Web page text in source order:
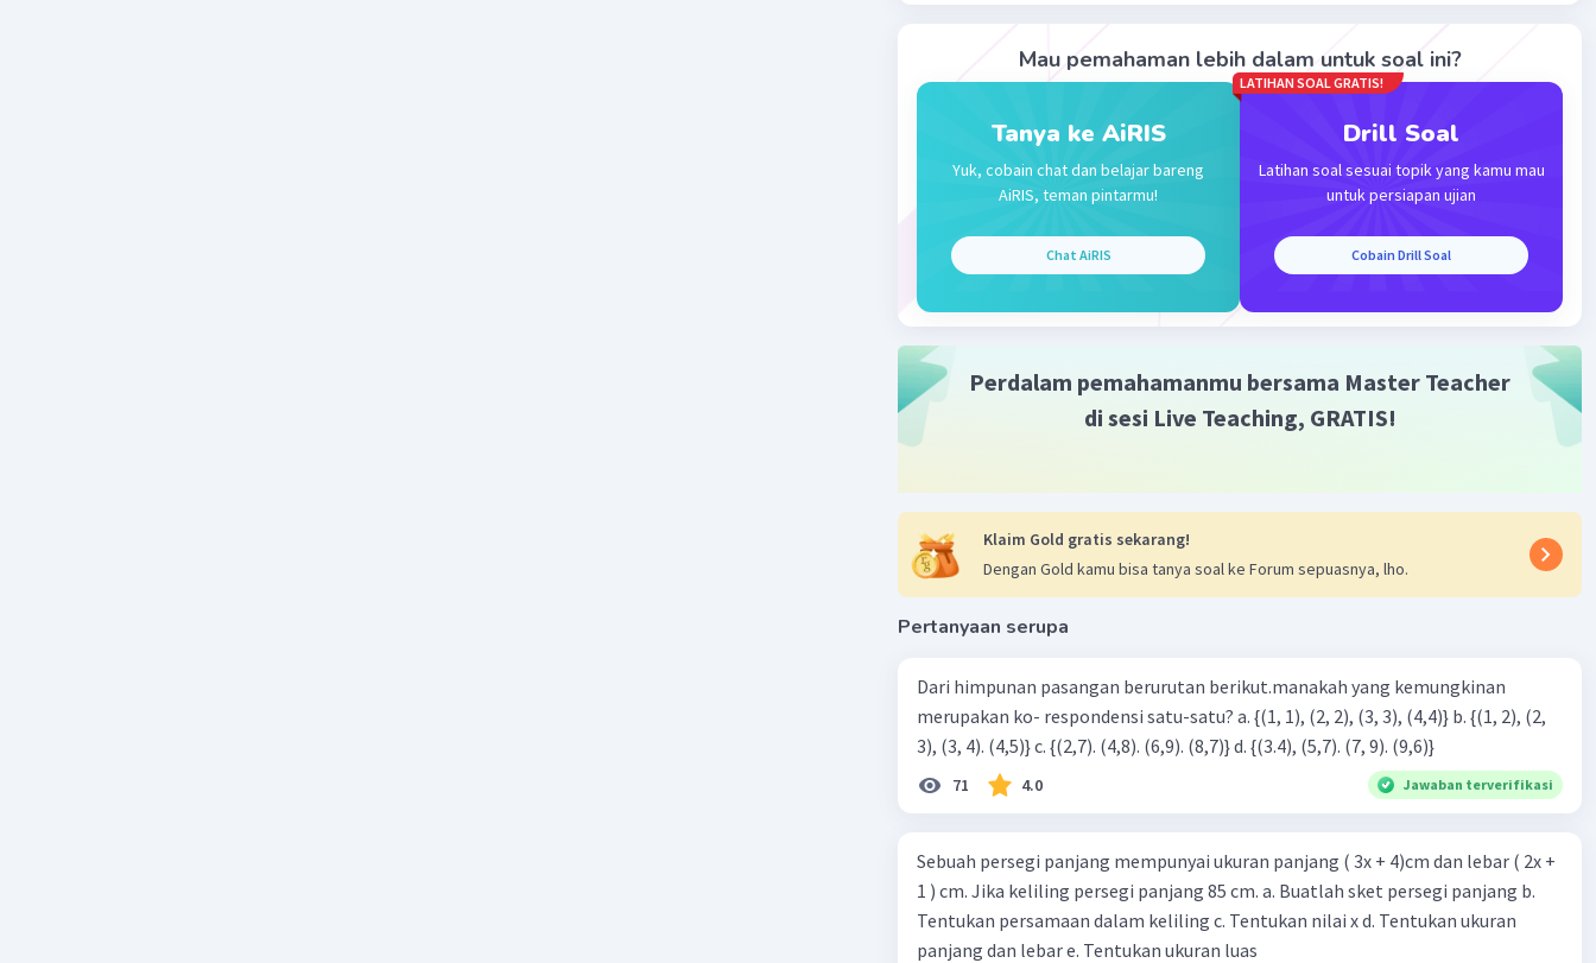
Balas
Iklan
Mau pemahaman lebih dalam untuk soal ini?
Tanya ke AiRIS
Yuk, cobain chat dan belajar bareng
AiRIS, teman pintarmu!
Chat AiRIS
LATIHAN SOAL GRATIS!
Drill Soal
Latihan soal sesuai topik yang kamu mau
untuk persiapan ujian
Cobain Drill Soal
Perdalam pemahamanmu bersama Master Teacher
di sesi Live Teaching, GRATIS!
Klaim Gold gratis sekarang!
Dengan Gold kamu bisa tanya soal ke Forum sepuasnya, lho.
Pertanyaan serupa
Dari himpunan pasangan berurutan berikut.manakah yang kemungkinan
merupakan ko- respondensi satu-satu? a. {(1, 1), (2, 2), (3, 3), (4,4)} b. {(1, 2), (2,
3), (3, 4). (4,5)} c. {(2,7). (4,8). (6,9). (8,7)} d. {(3.4), (5,7). (7, 9). (9,6)}
71 4.0 Jawaban terverifikasi
Sebuah persegi panjang mempunyai ukuran panjang ( 3x + 4)cm dan lebar ( 2x +
1 ) cm. Jika keliling persegi panjang 85 cm. a. Buatlah sket persegi panjang b.
Tentukan persamaan dalam keliling c. Tentukan nilai x d. Tentukan ukuran
panjang dan lebar e. Tentukan ukuran luas